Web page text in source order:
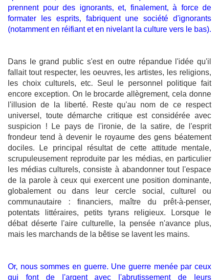
prennent pour des ignorants, et, finalement, à force de
formater les esprits, fabriquent une société d'ignorants
(notamment en réifiant et en nivelant la culture vers le bas).
Dans le grand public s'est en outre répandue l'idée qu'il
fallait tout respecter, les oeuvres, les artistes, les religions,
les choix culturels, etc. Seul le personnel politique fait
encore exception. On le brocarde allègrement, cela donne
l'illusion de la liberté. Reste qu'au nom de ce respect
universel, toute démarche critique est considérée avec
suspicion ! Le pays de l'ironie, de la satire, de l'esprit
frondeur tend à devenir le royaume des gens béatement
dociles. Le principal résultat de cette attitude mentale,
scrupuleusement reproduite par les médias, en particulier
les médias culturels, consiste à abandonner tout l'espace
de la parole à ceux qui exercent une position dominante,
globalement ou dans leur cercle social, culturel ou
communautaire : financiers, maître du prêt-à-penser,
potentats littéraires, petits tyrans religieux. Lorsque le
débat déserte l'aire culturelle, la pensée n'avance plus,
mais les marchands de la bêtise se lavent les mains.
Or, nous sommes en guerre. Une guerre menée par ceux
qui font de l'argent avec l'abrutissement de leurs